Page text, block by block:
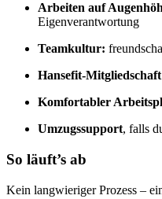
Arbeiten auf
Eigenverantwortung
Teamkultur:
Hansefit-Mitgliedschaft
Komfortabler
Umzugssupport, falls
So läuft’s ab
Kein langwieriger Prozess –